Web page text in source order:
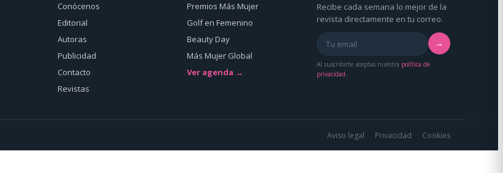
Conócenos
Editorial
Autoras
Publicidad
Contacto
Revistas
Premios Más Mujer
Golf en Femenino
Beauty Day
Más Mujer Global
Ver agenda →
Recibe cada semana lo mejor de la
revista directamente en tu correo.
→
Al suscribirte aceptas nuestra política de
privacidad.
Aviso legal Privacidad Cookies